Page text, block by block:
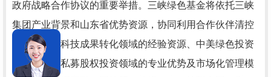
政府战略合作协议的重要举措。三峡绿色基金将依托三峡
集团产业背景和山东省优势资源，协同利用合作伙伴清控
在清华大学科技成果转化领域的经验资源、中美绿色投资
管理公司在私募股权投资领域的专业优势及市场化管理模